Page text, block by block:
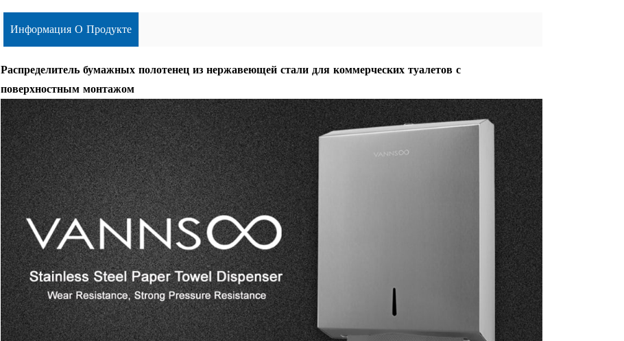
Информация О Продукте
Распределитель бумажных полотенец из нержавеющей стали для коммерческих туалетов с
поверхностным монтажом